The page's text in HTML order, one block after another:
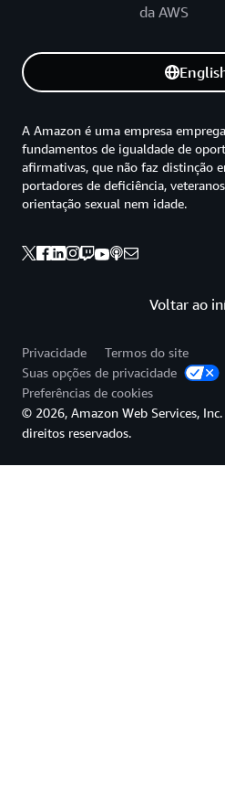
da AWS
Voltar ao
A Amazon é uma empresa
fundamentos de igualdade de
afirmativas, que não faz distinção
portadores de deficiência,
orientação sexual nem idade.
Privacidade
Termos do site
Suas opções de privacidade
Preferências de cookies
© 2026, Amazon Web Services,
direitos reservados.